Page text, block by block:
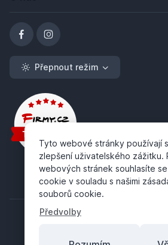
Přepnout režim
Tyto webové stránky používají
zlepšení uživatelského zážitku.
webových stránek souhlasíte
cookie v souladu s našimi
souborů cookie.
Předvolby